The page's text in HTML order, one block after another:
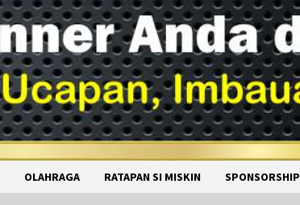
OLAHRAGA RATAPAN SI MISKIN SPONSORSHIP